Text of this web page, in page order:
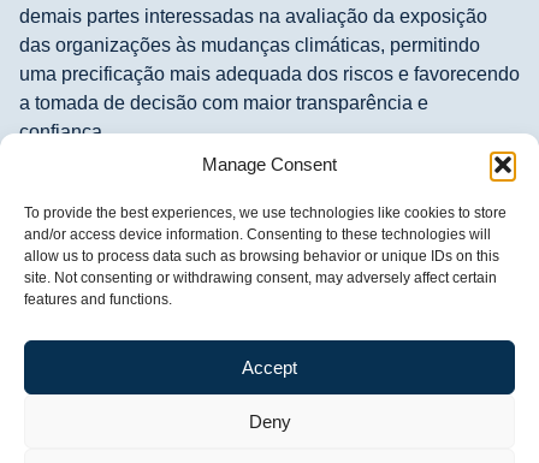
Manage Consent
To provide the best experiences, we use technologies like cookies to store
and/or access device information. Consenting to these technologies will
allow us to process data such as browsing behavior or unique IDs on this
site. Not consenting or withdrawing consent, may adversely affect certain
features and functions.
Accept
Deny
demais partes interessadas na avaliação da exposição
das organizações às mudanças climáticas, permitindo
uma precificação mais adequada dos riscos e favorecendo
a tomada de decisão com maior transparência e
confiança.
Com a crescente pressão regulatória e social, a análise de
riscos e oportunidades climáticas também se tornou parte
indispensável da gestão estratégica das empresas. Essa
prática permite:
Identificar vulnerabilidades e priorizar riscos
Reduzir impactos financeirosde desastres ou de
mudanças regulatórias;
Orientar decisões estratégicas, integrando o clima